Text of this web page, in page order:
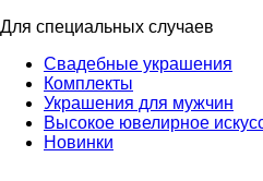
Для специальных случаев
Свадебные украшения
Комплекты
Украшения для мужчин
Высокое ювелирное
Новинки